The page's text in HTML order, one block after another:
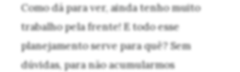
Como dá para ver, ainda tenho muito
trabalho pela frente! E todo esse
planejamento serve para quê? Sem
dúvidas, para não acumularmos